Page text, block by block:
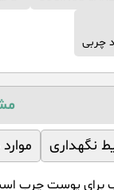
چربی
نگهداری